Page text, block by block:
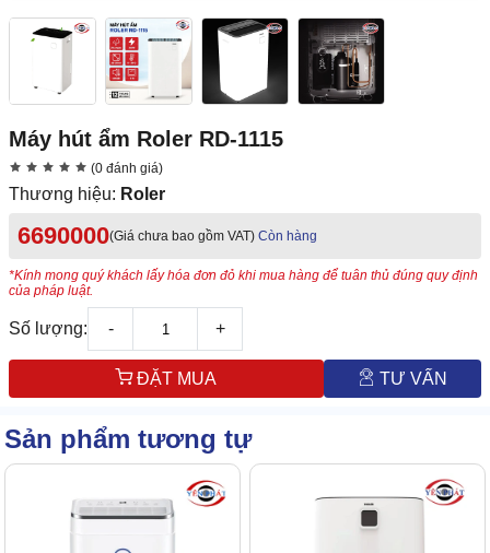
Máy hút ẩm Roler RD-1115
(0 đánh giá)
Thương hiệu: Roler
6690000(Giá chưa bao gồm VAT) Còn hàng
*Kính mong quý khách lấy hóa đơn đỏ khi mua hàng để tuân thủ đúng quy định
của pháp luật.
Số lượng: - +
ĐẶT MUA TƯ VẤN
Sản phẩm tương tự